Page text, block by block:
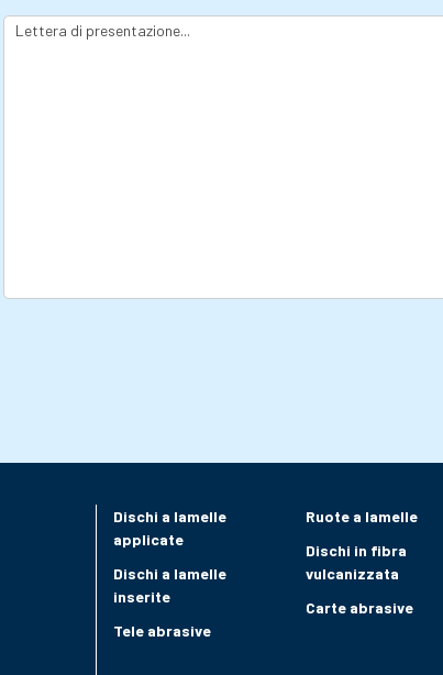
Dischi a lamelle
applicate
Dischi a lamelle
inserite
Tele abrasive
Ruote a lamelle
Dischi in fibra
vulcanizzata
Carte abrasive